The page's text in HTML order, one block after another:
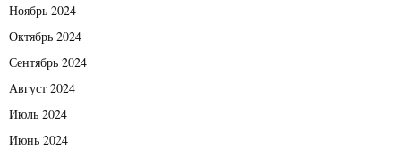
Ноябрь 2024
Октябрь 2024
Сентябрь 2024
Август 2024
Июль 2024
Июнь 2024